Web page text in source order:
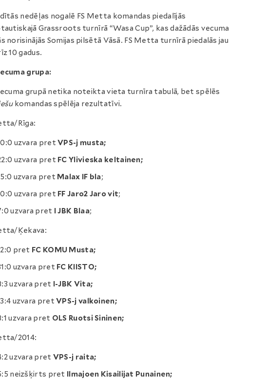
nedēļas nogalē FS Metta komandas piedalījās
Grassroots turnīrā “Wasa Cup”, kas dažādās vecuma
norisinājās Somijas pilsētā Vāsā. FS Metta turnīrā piedalās jau
10 gadus.
grupa:
grupā netika noteikta vieta turnīra tabulā, bet spēlēs
komandas spēlēja rezultatīvi.
Rīga:
uzvara pretVPS-j musta;
uzvara pret FC Ylivieska keltainen;
uzvara pret Malax IF bla;
uzvara pret FF Jaro2 Jaro vit;
uzvara pret I JBK Blaa;
Ķekava:
pret FC KOMU Musta;
uzvara pret FC KIISTO;
uzvara pret I-JBK Vita;
uzvara pretVPS-j valkoinen;
uzvara pret OLS Ruotsi Sininen;
2014:
uzvara pret VPS-j raita;
neizšķirts pret Ilmajoen Kisailijat Punainen;